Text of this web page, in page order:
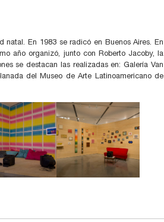
natal. En 1983 se radicó en Buenos Aires. En
año organizó, junto con Roberto Jacoby, la
se destacan las realizadas en: Galería Van
del Museo de Arte Latinoamericano de